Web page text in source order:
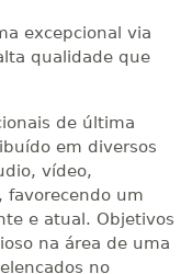
excepcional via
qualidade que
de última
em diversos
vídeo,
favorecendo um
e atual. Objetivos
na área de uma
no